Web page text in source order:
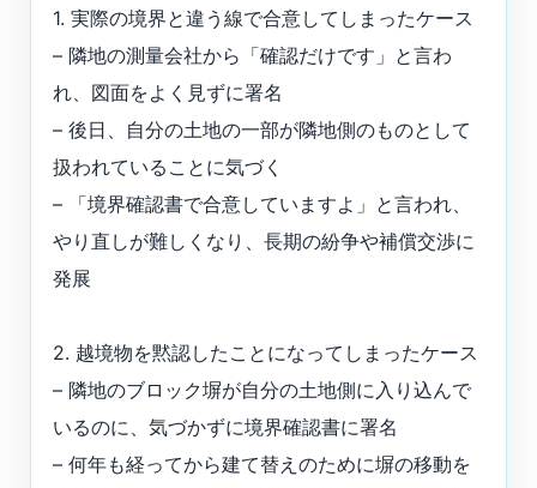
1. 実際の境界と違う線で合意してしまったケース
– 隣地の測量会社から「確認だけです」と言わ
れ、図面をよく見ずに署名
– 後日、自分の土地の一部が隣地側のものとして
扱われていることに気づく
– 「境界確認書で合意していますよ」と言われ、
やり直しが難しくなり、長期の紛争や補償交渉に
発展
2. 越境物を黙認したことになってしまったケース
– 隣地のブロック塀が自分の土地側に入り込んで
いるのに、気づかずに境界確認書に署名
– 何年も経ってから建て替えのために塀の移動を